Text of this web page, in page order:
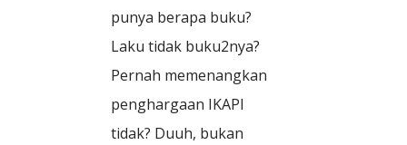
punya berapa buku?
Laku tidak buku2nya?
Pernah memenangkan
penghargaan IKAPI
tidak? Duuh, bukan